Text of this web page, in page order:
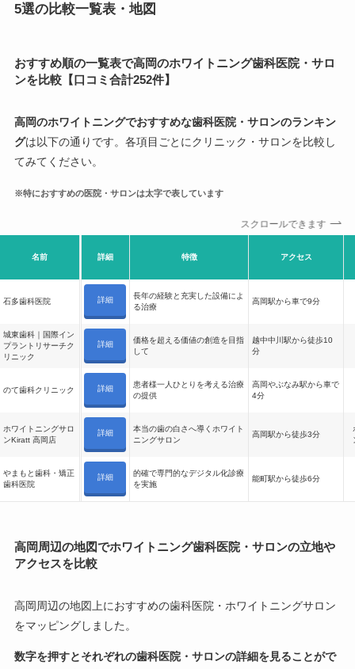
5選の比較一覧表・地図
おすすめ順の一覧表で高岡のホワイトニング歯科医院・サロ
ンを比較【口コミ合計252件】
高岡のホワイトニングでおすすめな歯科医院・サロンのランキン
グは以下の通りです。各項目ごとにクリニック・サロンを比較し
てみてください。
※特におすすめの医院・サロンは太字で表しています
スクロールできます
名前 詳細 特徴 アクセス
石多歯科医院 詳細
長年の経験と充実した設備によ
る治療
高岡駅から車で9分
城東歯科｜国際イン
プラントリサーチク
リニック
詳細
価格を超える価値の創造を目指
して
越中中川駅から徒歩10
分
のて歯科クリニック 詳細
患者様一人ひとりを考える治療
の提供
高岡やぶなみ駅から車で
4分
ホワイトニングサロ
ンKiratt 高岡店
詳細
本当の歯の白さへ導くホワイト
ニングサロン
高岡駅から徒歩3分
やまもと歯科・矯正
歯科医院
詳細
的確で専門的なデジタル化診療
を実施
能町駅から徒歩6分
高岡周辺の地図でホワイトニング歯科医院・サロンの立地や
アクセスを比較
高岡周辺の地図上におすすめの歯科医院・ホワイトニングサロン
をマッピングしました。
数字を押すとそれぞれの歯科医院・サロンの詳細を見ることがで